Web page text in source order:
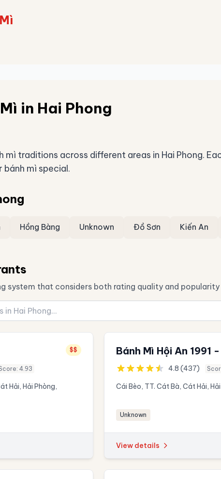
in Hai Phong
mì traditions across different areas in Hai Phong.
mì special.
Hồng Bàng Unknown Đồ Sơn Kiến An
system that considers both rating quality and popularity
$$
4.93
Hải, Hải Phòng,
Bánh Mì Hội An 1991
4.8 (437)
Cái Bèo, TT. Cát Bà, Cát Hải,
Unknown
View details